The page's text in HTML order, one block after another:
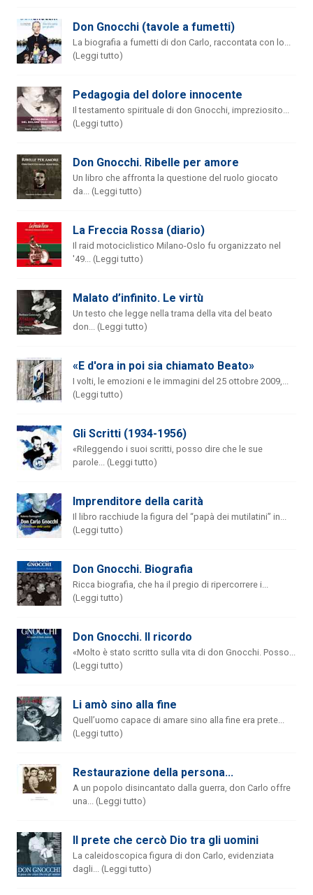
Don Gnocchi (tavole a fumetti)
La biografia a fumetti di don Carlo, raccontata con lo...
(Leggi tutto)
Pedagogia del dolore innocente
Il testamento spirituale di don Gnocchi, impreziosito...
(Leggi tutto)
Don Gnocchi. Ribelle per amore
Un libro che affronta la questione del ruolo giocato
da... (Leggi tutto)
La Freccia Rossa (diario)
Il raid motociclistico Milano-Oslo fu organizzato nel
'49... (Leggi tutto)
Malato d’infinito. Le virtù
Un testo che legge nella trama della vita del beato
don... (Leggi tutto)
«E d'ora in poi sia chiamato Beato»
I volti, le emozioni e le immagini del 25 ottobre 2009,...
(Leggi tutto)
Gli Scritti (1934-1956)
«Rileggendo i suoi scritti, posso dire che le sue
parole... (Leggi tutto)
Imprenditore della carità
Il libro racchiude la figura del “papà dei mutilatini” in...
(Leggi tutto)
Don Gnocchi. Biografia
Ricca biografia, che ha il pregio di ripercorrere i...
(Leggi tutto)
Don Gnocchi. Il ricordo
«Molto è stato scritto sulla vita di don Gnocchi. Posso...
(Leggi tutto)
Li amò sino alla fine
Quell’uomo capace di amare sino alla fine era prete...
(Leggi tutto)
Restaurazione della persona...
A un popolo disincantato dalla guerra, don Carlo offre
una... (Leggi tutto)
Il prete che cercò Dio tra gli uomini
La caleidoscopica figura di don Carlo, evidenziata
dagli... (Leggi tutto)